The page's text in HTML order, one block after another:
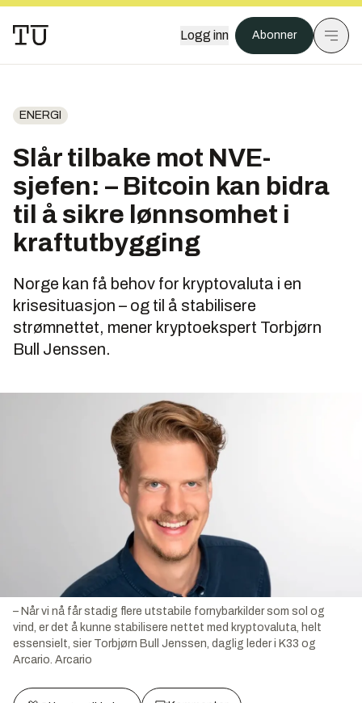
Logg inn Abonner
ENERGI
Slår tilbake mot NVE-
sjefen: – Bitcoin kan bidra
til å sikre lønnsomhet i
kraftutbygging
Norge kan få behov for kryptovaluta i en
krisesituasjon – og til å stabilisere
strømnettet, mener kryptoekspert Torbjørn
Bull Jenssen.
– Når vi nå får stadig flere utstabile fornybarkilder som sol og
vind, er det å kunne stabilisere nettet med kryptovaluta, helt
essensielt, sier Torbjørn Bull Jenssen, daglig leder i K33 og
Arcario. Arcario